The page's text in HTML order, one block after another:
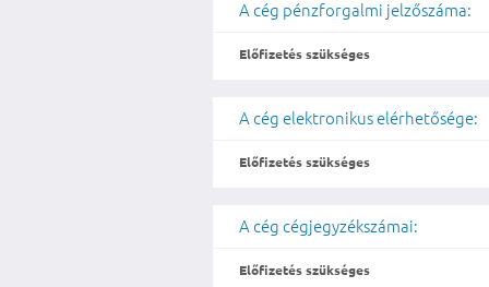
A cég pénzforgalmi jelzőszáma:
Előfizetés szükséges
A cég elektronikus elérhetősége:
Előfizetés szükséges
A cég cégjegyzékszámai:
Előfizetés szükséges